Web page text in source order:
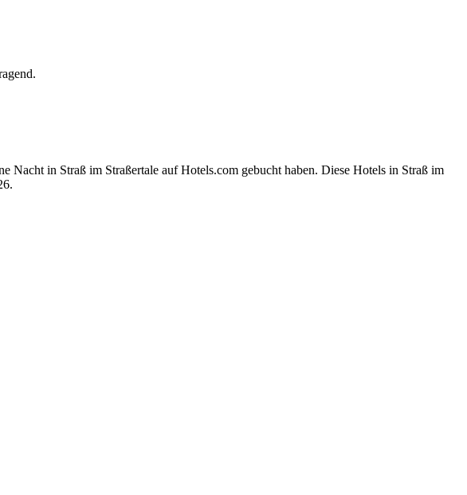
Nacht in Straß im Straßertale auf Hotels.com gebucht haben. Diese Hotels in Straß im
.